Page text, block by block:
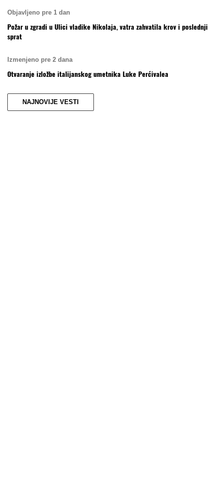
Objavljeno pre 1 dan
Požar u zgradi u Ulici vladike Nikolaja, vatra zahvatila krov i poslednji
sprat
Izmenjeno pre 2 dana
Otvaranje izložbe italijanskog umetnika Luke Perćivalea
NAJNOVIJE VESTI